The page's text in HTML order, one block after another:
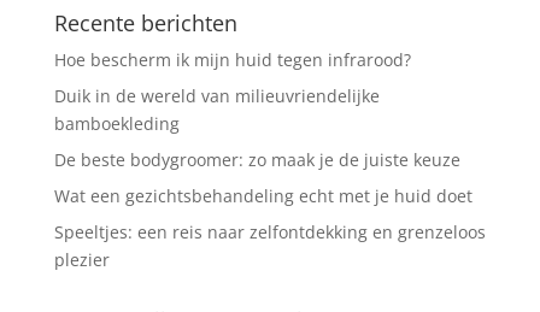
Recente berichten
Hoe bescherm ik mijn huid tegen infrarood?
Duik in de wereld van milieuvriendelijke
bamboekleding
De beste bodygroomer: zo maak je de juiste keuze
Wat een gezichtsbehandeling echt met je huid doet
Speeltjes: een reis naar zelfontdekking en grenzeloos
plezier